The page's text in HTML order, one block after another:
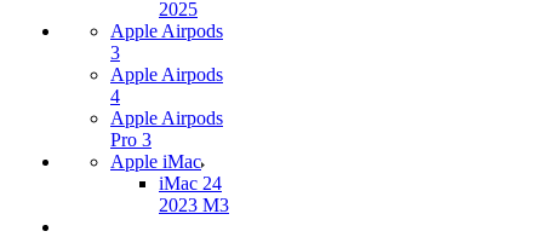
2025
Apple Airpods
3
Apple Airpods
4
Apple Airpods
Pro 3
Apple iMac
iMac 24
2023 M3